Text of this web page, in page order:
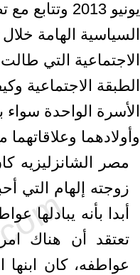
يونيو 2013
السياسية الهامة
الاجتماعية التي
الطبقة الاجتماعية
الأسرة الواحدة سواء
وأولادهما
مصر الشانزليزيه
زوجته إلهام التي
أبدا بأنه يبادلها
تعتقد أن هناك
عواطفه، كان ابنها